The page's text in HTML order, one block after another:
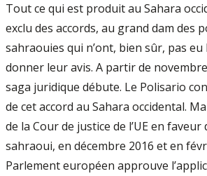
Tout ce qui est produit au Sahara
exclu des accords, au grand dam des
sahraouies qui n’ont, bien sûr, pas
donner leur avis. A partir de
saga juridique débute. Le Polisario
de cet accord au Sahara occidental.
de la Cour de justice de l’UE en
sahraoui, en décembre 2016 et en
Parlement européen approuve